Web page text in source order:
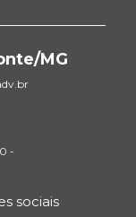
MG
-
sociais